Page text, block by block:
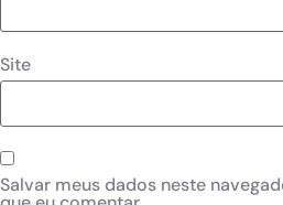
Site
Salvar meus dados neste